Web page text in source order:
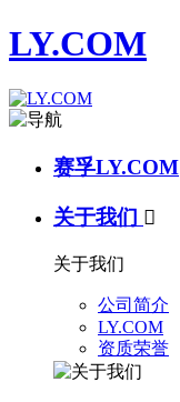
LY.COM
赛孚LY.COM
关于我们 
关于我们
公司简介
LY.COM
资质荣誉